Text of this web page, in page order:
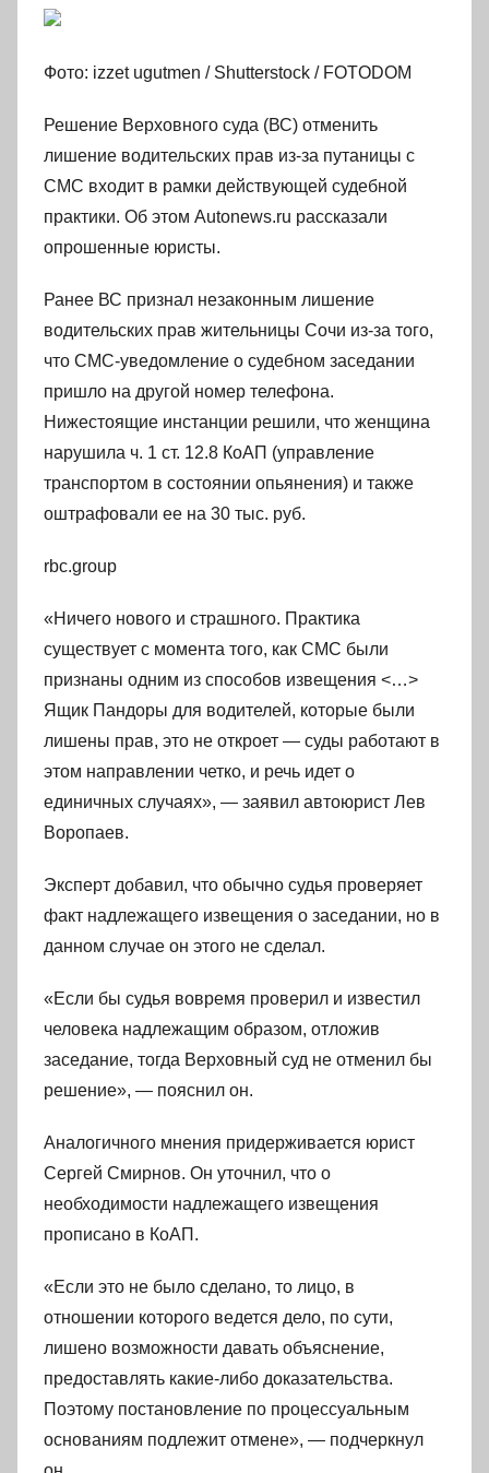
Фото: izzet ugutmen / Shutterstock / FOTODOM
Решение Верховного суда (ВС) отменить
лишение водительских прав из-за путаницы с
СМС входит в рамки действующей судебной
практики. Об этом Autonews.ru рассказали
опрошенные юристы.
Ранее ВС признал незаконным лишение
водительских прав жительницы Сочи из-за того,
что СМС-уведомление о судебном заседании
пришло на другой номер телефона.
Нижестоящие инстанции решили, что женщина
нарушила ч. 1 ст. 12.8 КоАП (управление
транспортом в состоянии опьянения) и также
оштрафовали ее на 30 тыс. руб.
rbc.group
«Ничего нового и страшного. Практика
существует с момента того, как СМС были
признаны одним из способов извещения <…>
Ящик Пандоры для водителей, которые были
лишены прав, это не откроет — суды работают в
этом направлении четко, и речь идет о
единичных случаях», — заявил автоюрист Лев
Воропаев.
Эксперт добавил, что обычно судья проверяет
факт надлежащего извещения о заседании, но в
данном случае он этого не сделал.
«Если бы судья вовремя проверил и известил
человека надлежащим образом, отложив
заседание, тогда Верховный суд не отменил бы
решение», — пояснил он.
Аналогичного мнения придерживается юрист
Сергей Смирнов. Он уточнил, что о
необходимости надлежащего извещения
прописано в КоАП.
«Если это не было сделано, то лицо, в
отношении которого ведется дело, по сути,
лишено возможности давать объяснение,
предоставлять какие-либо доказательства.
Поэтому постановление по процессуальным
основаниям подлежит отмене», — подчеркнул